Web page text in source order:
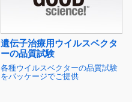
遺伝子治療用ウイルスベクタ
ーの品質試験
各種ウイルスベクターの品質試験
をパッケージでご提供